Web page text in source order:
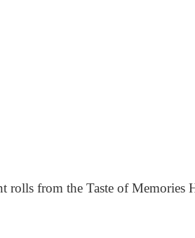
rolls from the Taste of Memories